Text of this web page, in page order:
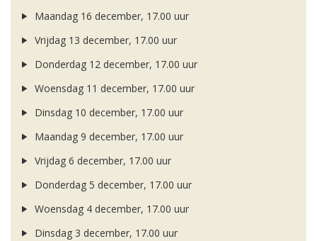
Maandag 16 december, 17.00 uur
Vrijdag 13 december, 17.00 uur
Donderdag 12 december, 17.00 uur
Woensdag 11 december, 17.00 uur
Dinsdag 10 december, 17.00 uur
Maandag 9 december, 17.00 uur
Vrijdag 6 december, 17.00 uur
Donderdag 5 december, 17.00 uur
Woensdag 4 december, 17.00 uur
Dinsdag 3 december, 17.00 uur